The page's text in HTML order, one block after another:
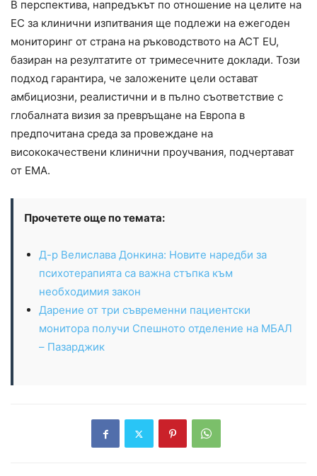
В перспектива, напредъкът по отношение на целите на
ЕС за клинични изпитвания ще подлежи на ежегоден
мониторинг от страна на ръководството на ACT EU,
базиран на резултатите от тримесечните доклади. Този
подход гарантира, че заложените цели остават
амбициозни, реалистични и в пълно съответствие с
глобалната визия за превръщане на Европа в
предпочитана среда за провеждане на
висококачествени клинични проучвания, подчертават
от EMA.
Прочетете още по темата:
Д-р Велислава Донкина: Новите наредби за
психотерапията са важна стъпка към
необходимия закон
Дарение от три съвременни пациентски
монитора получи Спешното отделение на МБАЛ
– Пазарджик